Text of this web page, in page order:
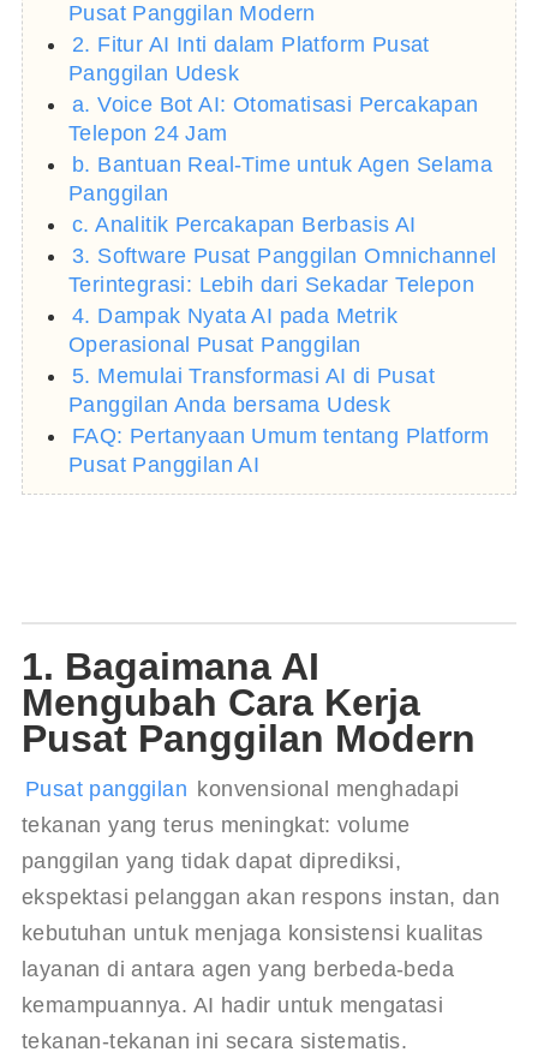
Pusat Panggilan Modern
2. Fitur AI Inti dalam Platform Pusat
Panggilan Udesk
a. Voice Bot AI: Otomatisasi Percakapan
Telepon 24 Jam
b. Bantuan Real-Time untuk Agen Selama
Panggilan
c. Analitik Percakapan Berbasis AI
3. Software Pusat Panggilan Omnichannel
Terintegrasi: Lebih dari Sekadar Telepon
4. Dampak Nyata AI pada Metrik
Operasional Pusat Panggilan
5. Memulai Transformasi AI di Pusat
Panggilan Anda bersama Udesk
FAQ: Pertanyaan Umum tentang Platform
Pusat Panggilan AI
1. Bagaimana AI
Mengubah Cara Kerja
Pusat Panggilan Modern
Pusat panggilan konvensional menghadapi
tekanan yang terus meningkat: volume
panggilan yang tidak dapat diprediksi,
ekspektasi pelanggan akan respons instan, dan
kebutuhan untuk menjaga konsistensi kualitas
layanan di antara agen yang berbeda-beda
kemampuannya. AI hadir untuk mengatasi
tekanan-tekanan ini secara sistematis.